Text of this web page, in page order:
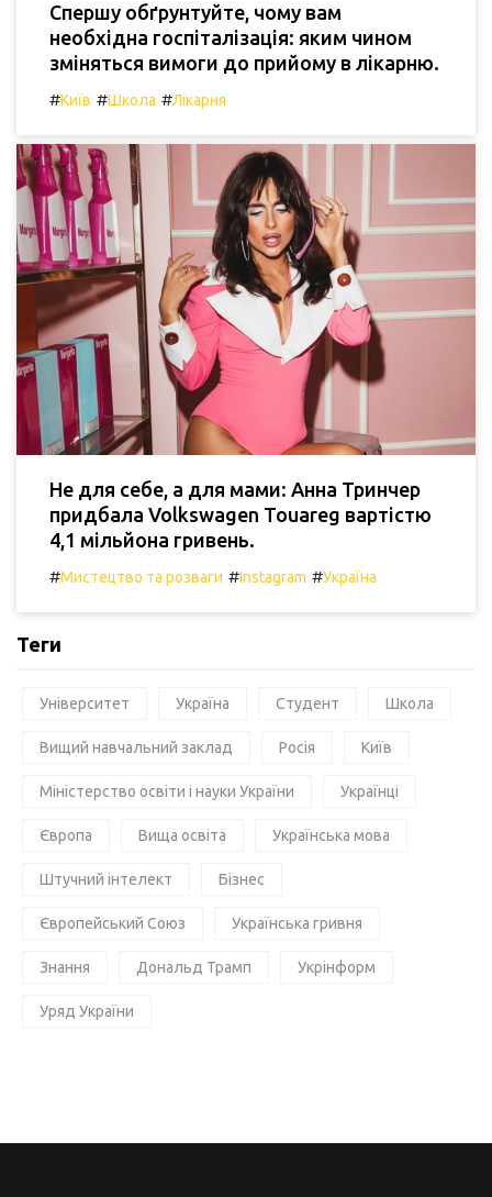
Спершу обґрунтуйте, чому вам
необхідна госпіталізація: яким чином
зміняться вимоги до прийому в лікарню.
#Київ #Школа #Лікарня
Не для себе, а для мами: Анна Тринчер
придбала Volkswagen Touareg вартістю
4,1 мільйона гривень.
#Мистецтво та розваги #Instagram #Україна
Теги
Університет Україна Студент Школа
Вищий навчальний заклад Росія Київ
Міністерство освіти і науки України Українці
Європа Вища освіта Українська мова
Штучний інтелект Бізнес
Європейський Союз Українська гривня
Знання Дональд Трамп Укрінформ
Уряд України